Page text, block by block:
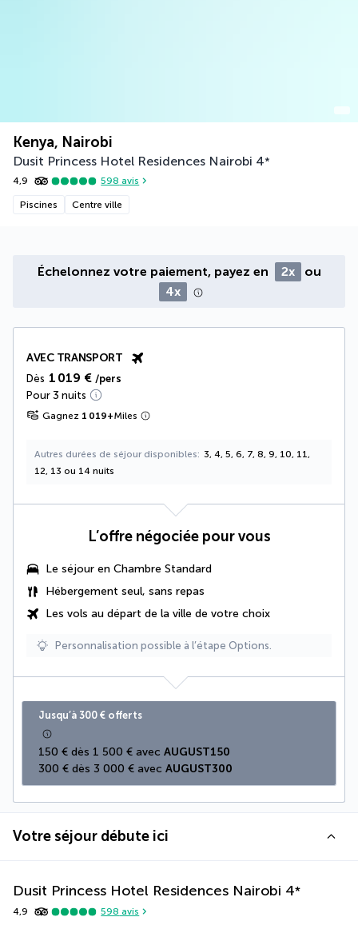
Kenya, Nairobi
Dusit Princess Hotel Residences Nairobi 4*
4,9 598 avis
Piscines Centre ville
Échelonnez votre paiement, payez en 2x
ou
4x
AVEC TRANSPORT
Dès 1 019 € /pers
Pour 3 nuits
Gagnez 1 019+Miles
Autres durées de séjour disponibles
3, 4, 5, 6, 7, 8, 9, 10, 11,
12, 13 ou 14 nuits
L’offre négociée pour vous
Le séjour en Chambre Standard
Hébergement seul, sans repas
Les vols au départ de la ville de votre choix
Personnalisation possible à l’étape Options.
Jusqu’à 300 € offerts
150 € dès 1 500 € avec AUGUST150
300 € dès 3 000 € avec AUGUST300
Votre séjour débute ici
Dusit Princess Hotel Residences Nairobi 4*
4,9 598 avis